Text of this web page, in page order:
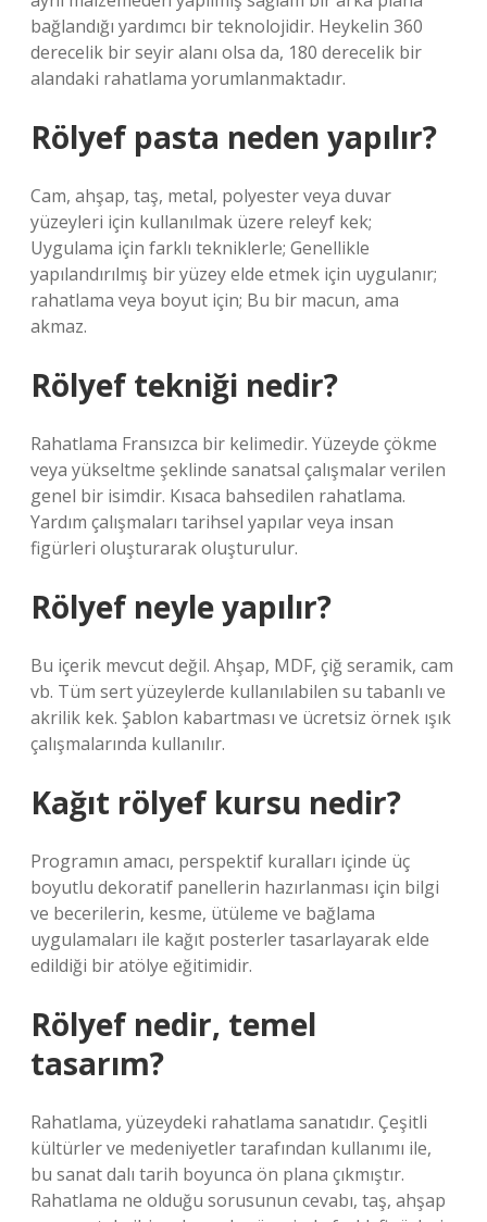
bağlandığı yardımcı bir teknolojidir. Heykelin 360
derecelik bir seyir alanı olsa da, 180 derecelik bir
alandaki rahatlama yorumlanmaktadır.
Rölyef pasta neden yapılır?
Cam, ahşap, taş, metal, polyester veya duvar
yüzeyleri için kullanılmak üzere releyf kek;
Uygulama için farklı tekniklerle; Genellikle
yapılandırılmış bir yüzey elde etmek için uygulanır;
rahatlama veya boyut için; Bu bir macun, ama
akmaz.
Rölyef tekniği nedir?
Rahatlama Fransızca bir kelimedir. Yüzeyde çökme
veya yükseltme şeklinde sanatsal çalışmalar verilen
genel bir isimdir. Kısaca bahsedilen rahatlama.
Yardım çalışmaları tarihsel yapılar veya insan
figürleri oluşturarak oluşturulur.
Rölyef neyle yapılır?
Bu içerik mevcut değil. Ahşap, MDF, çiğ seramik, cam
vb. Tüm sert yüzeylerde kullanılabilen su tabanlı ve
akrilik kek. Şablon kabartması ve ücretsiz örnek ışık
çalışmalarında kullanılır.
Kağıt rölyef kursu nedir?
Programın amacı, perspektif kuralları içinde üç
boyutlu dekoratif panellerin hazırlanması için bilgi
ve becerilerin, kesme, ütüleme ve bağlama
uygulamaları ile kağıt posterler tasarlayarak elde
edildiği bir atölye eğitimidir.
Rölyef nedir, temel
tasarım?
Rahatlama, yüzeydeki rahatlama sanatıdır. Çeşitli
kültürler ve medeniyetler tarafından kullanımı ile,
bu sanat dalı tarih boyunca ön plana çıkmıştır.
Rahatlama ne olduğu sorusunun cevabı, taş, ahşap